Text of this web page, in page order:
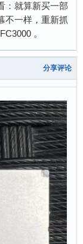
：就算新买一部
不一样，重新抓
。
分享评论